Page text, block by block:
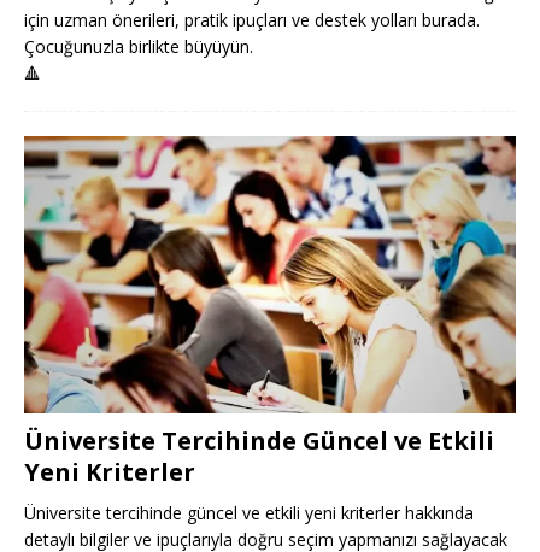
için uzman önerileri, pratik ipuçları ve destek yolları burada.
Çocuğunuzla birlikte büyüyün.
🔺
Üniversite Tercihinde Güncel ve Etkili
Yeni Kriterler
Üniversite tercihinde güncel ve etkili yeni kriterler hakkında
detaylı bilgiler ve ipuçlarıyla doğru seçim yapmanızı sağlayacak